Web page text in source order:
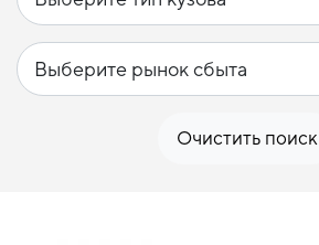
Очистить поиск